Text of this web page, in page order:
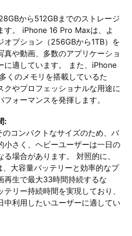
から512GBまでのストレージ
す。 iPhone 16 Pro Maxは、よ
オプション（256GBから1TB）を
真や動画、多数のアプリケーショ
に適しています。 また、iPhone
くのメモリを搭載しているた
クやプロフェッショナルな用途に
ォーマンスを発揮します。
:
コンパクトなサイズのため、バ
小さく、ヘビーユーザーは一日の
場合があります。 対照的に、
大容量バッテリーと効率的なプ
再生で最大33時間持続するな
リー持続時間を実現しており、
中利用したいユーザーに適してい